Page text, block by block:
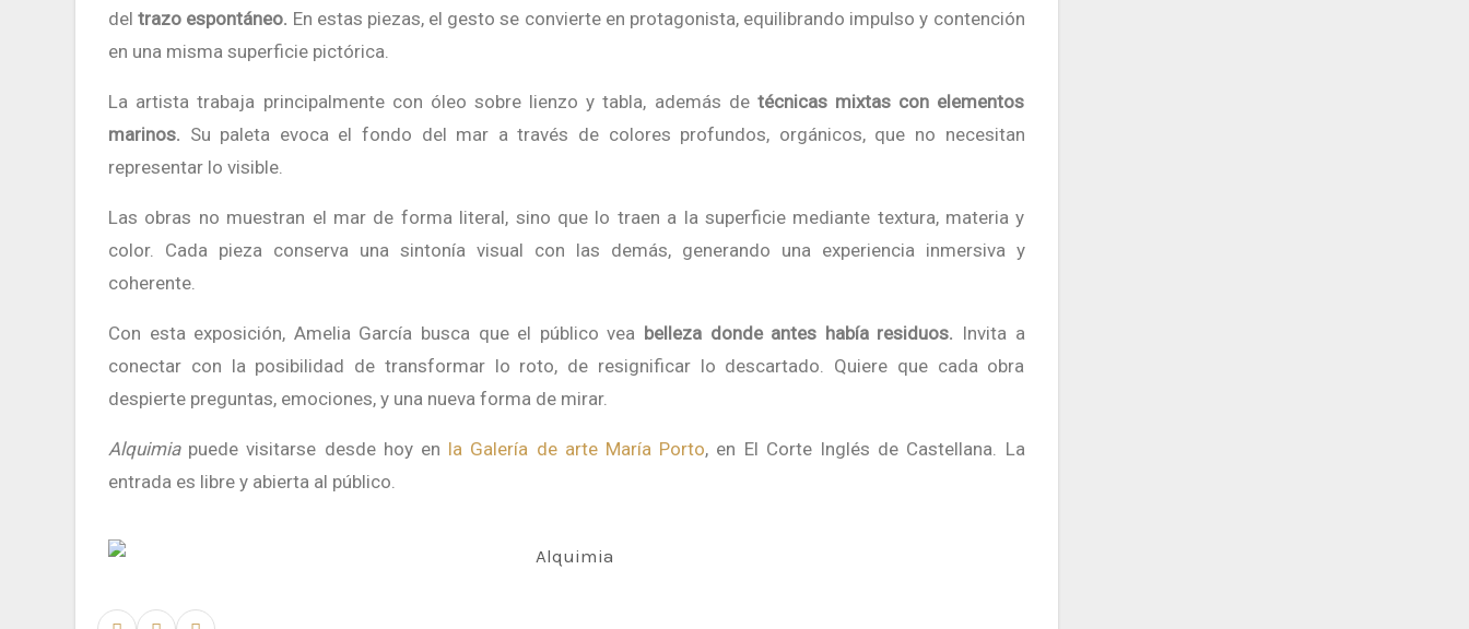
deltrazo espontáneo. En estas piezas, el gesto se convierte en protagonista, equilibrando impulso y contención
en una misma superficie pictórica.
La artista trabaja principalmente con óleo sobre lienzo y tabla, además de técnicas mixtas con elementos
marinos. Su paleta evoca el fondo del mar a través de colores profundos, orgánicos, que no necesitan
representar lo visible.
Las obras no muestran el mar de forma literal, sino que lo traen a la superficie mediante textura, materia y
color. Cada pieza conserva una sintonía visual con las demás, generando una experiencia inmersiva y
coherente.
Con esta exposición, Amelia García busca que el público vea belleza donde antes había residuos. Invita a
conectar con la posibilidad de transformar lo roto, de resignificar lo descartado. Quiere que cada obra
despierte preguntas, emociones, y una nueva forma de mirar.
Alquimiapuede visitarse desde hoy en la Galería de arte María Porto, en El Corte Inglés de Castellana. La
entrada es libre y abierta al público.